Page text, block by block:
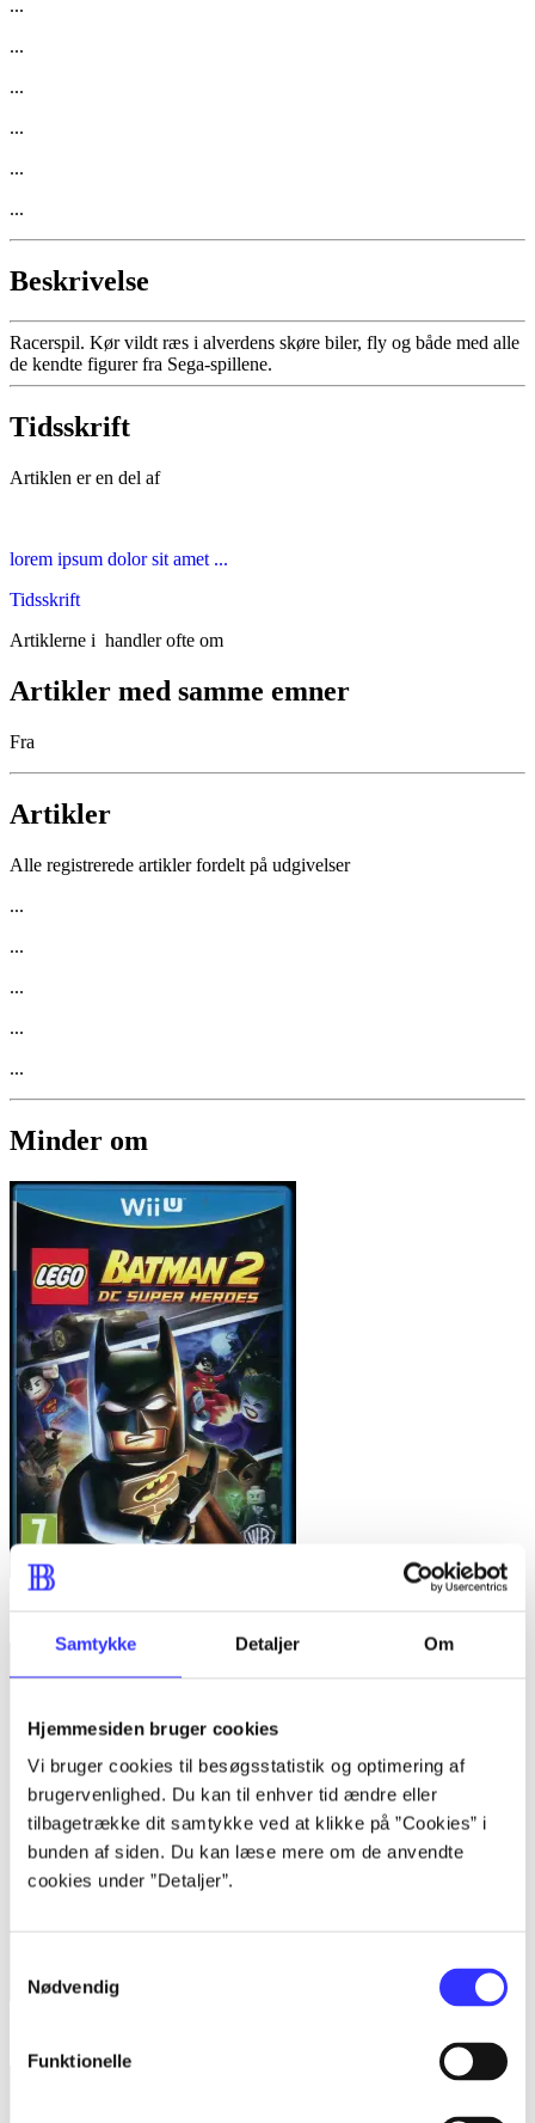
Samtykke Detaljer Om
Hjemmesiden bruger cookies
Vi bruger cookies til besøgsstatistik og optimering af
brugervenlighed. Du kan til enhver tid ændre eller
tilbagetrække dit samtykke ved at klikke på ”Cookies” i
bunden af siden. Du kan læse mere om de anvendte
cookies under ”Detaljer”.
Nødvendig
Funktionelle
...
...
...
...
...
...
Beskrivelse
Racerspil. Kør vildt ræs i alverdens skøre biler, fly og både med alle
de kendte figurer fra Sega-spillene.
Tidsskrift
Artiklen er en del af
lorem ipsum dolor sit amet ...
Tidsskrift
Artiklerne i handler ofte om
Artikler med samme emner
Fra
Artikler
Alle registrerede artikler fordelt på udgivelser
...
...
...
...
...
Minder om